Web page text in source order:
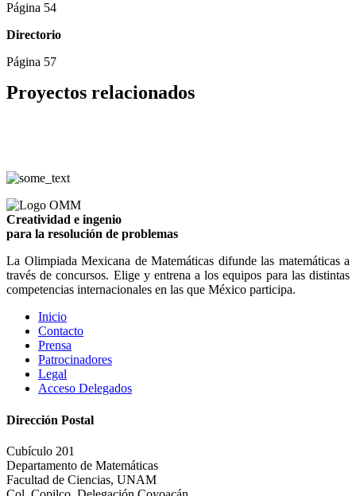
Página 54
Directorio
Página 57
Proyectos relacionados
Creatividad e ingenio
para la resolución de problemas
La Olimpiada Mexicana de Matemáticas difunde las matemáticas a
través de concursos. Elige y entrena a los equipos para las distintas
competencias internacionales en las que México participa.
Inicio
Contacto
Prensa
Patrocinadores
Legal
Acceso Delegados
Dirección Postal
Cubículo 201
Departamento de Matemáticas
Facultad de Ciencias, UNAM